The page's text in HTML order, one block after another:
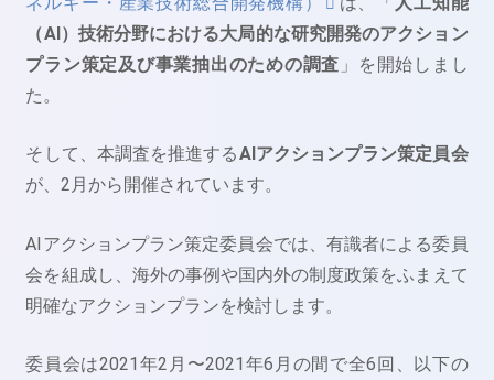
（AI）技術分野における大局的な研究開発のアクション
プラン策定及び事業抽出のための調査 」を開始しまし
た。
そして、本調査を推進するAIアクションプラン策定員会
が、2月から開催されています。
AIアクションプラン策定委員会では、有識者による委員
会を組成し、海外の事例や国内外の制度政策をふまえて
明確なアクションプランを検討します。
委員会は2021年2月〜2021年6月の間で全6回、以下の